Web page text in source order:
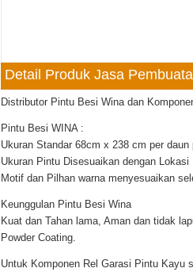
Detail Produk Jasa
Distributor Pintu Besi Wina dan
Pintu Besi WINA :
Ukuran Standar 68cm x 238 cm per daun
Ukuran Pintu Disesuaikan dengan Lokasi
Motif dan Pilhan warna menyesuaikan
Keunggulan Pintu Besi Wina
Kuat dan Tahan lama, Aman dan tidak
Powder Coating.
Untuk Komponen Rel Garasi Pintu Kayu